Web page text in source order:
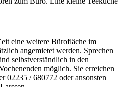
eine weitere Bürofläche im
angemietet werden. Sprechen
selbstverständlich in den
möglich. Sie erreichen
02235 / 680772 oder ansonsten